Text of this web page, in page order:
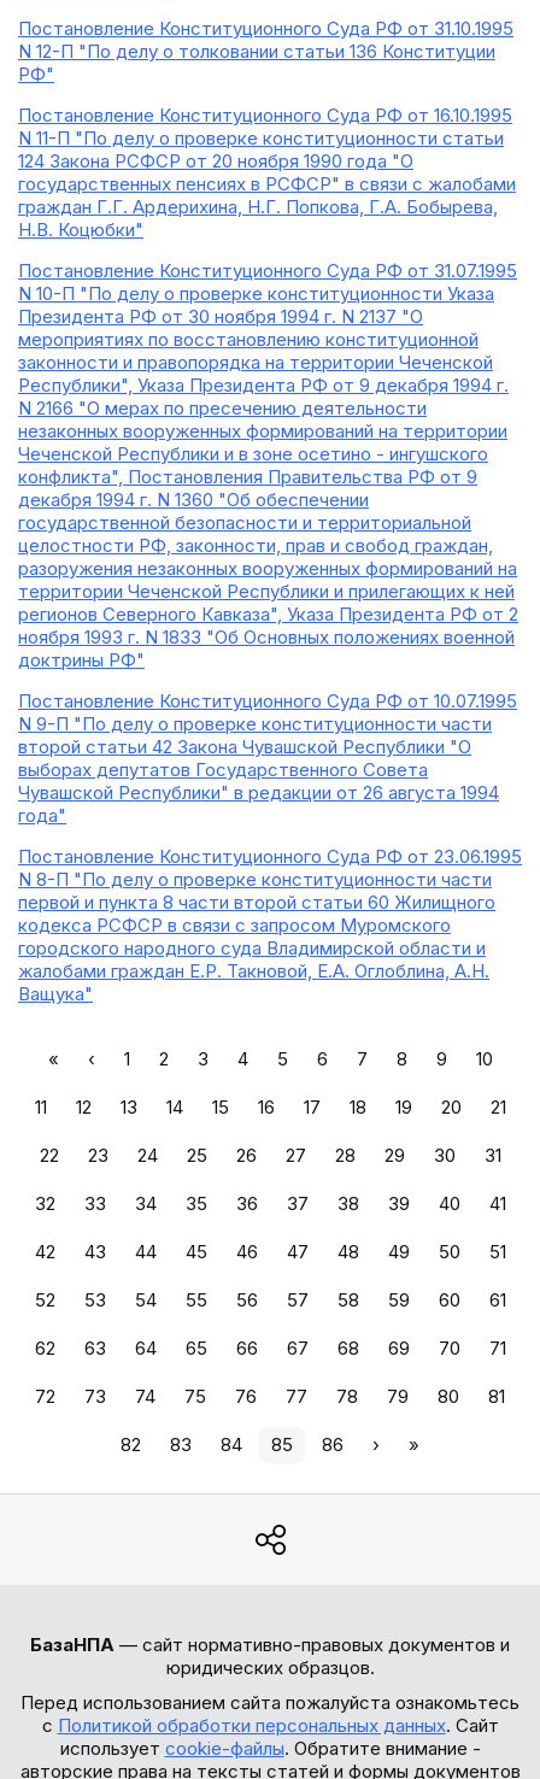
Постановление Конституционного Суда РФ от 31.10.1995
N 12-П "По делу о толковании статьи 136 Конституции
РФ"
Постановление Конституционного Суда РФ от 16.10.1995
N 11-П "По делу о проверке конституционности статьи
124 Закона РСФСР от 20 ноября 1990 года "О
государственных пенсиях в РСФСР" в связи с жалобами
граждан Г.Г. Ардерихина, Н.Г. Попкова, Г.А. Бобырева,
Н.В. Коцюбки"
Постановление Конституционного Суда РФ от 31.07.1995
N 10-П "По делу о проверке конституционности Указа
Президента РФ от 30 ноября 1994 г. N 2137 "О
мероприятиях по восстановлению конституционной
законности и правопорядка на территории Чеченской
Республики", Указа Президента РФ от 9 декабря 1994 г.
N 2166 "О мерах по пресечению деятельности
незаконных вооруженных формирований на территории
Чеченской Республики и в зоне осетино - ингушского
конфликта", Постановления Правительства РФ от 9
декабря 1994 г. N 1360 "Об обеспечении
государственной безопасности и территориальной
целостности РФ, законности, прав и свобод граждан,
разоружения незаконных вооруженных формирований на
территории Чеченской Республики и прилегающих к ней
регионов Северного Кавказа", Указа Президента РФ от 2
ноября 1993 г. N 1833 "Об Основных положениях военной
доктрины РФ"
Постановление Конституционного Суда РФ от 10.07.1995
N 9-П "По делу о проверке конституционности части
второй статьи 42 Закона Чувашской Республики "О
выборах депутатов Государственного Совета
Чувашской Республики" в редакции от 26 августа 1994
года"
Постановление Конституционного Суда РФ от 23.06.1995
N 8-П "По делу о проверке конституционности части
первой и пункта 8 части второй статьи 60 Жилищного
кодекса РСФСР в связи с запросом Муромского
городского народного суда Владимирской области и
жалобами граждан Е.Р. Такновой, Е.А. Оглоблина, А.Н.
Ващука"
« ‹ 1 2 3 4 5 6 7 8 9 10
11 12 13 14 15 16 17 18 19 20 21
22 23 24 25 26 27 28 29 30 31
32 33 34 35 36 37 38 39 40 41
42 43 44 45 46 47 48 49 50 51
52 53 54 55 56 57 58 59 60 61
62 63 64 65 66 67 68 69 70 71
72 73 74 75 76 77 78 79 80 81
82 83 84 85 86 › »
БазаНПА — сайт нормативно-правовых документов и
юридических образцов.
Перед использованием сайта пожалуйста ознакомьтесь
с Политикой обработки персональных данных. Сайт
использует cookie-файлы. Обратите внимание -
авторские права на тексты статей и формы документов